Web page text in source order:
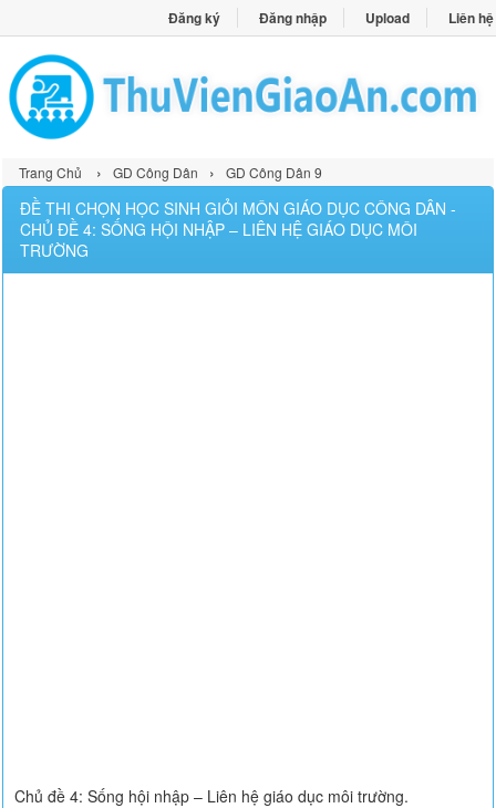
Đăng ký Đăng nhập Upload Liên hệ
Trang Chủ › GD Công Dân › GD Công Dân 9
ĐỀ THI CHỌN HỌC SINH GIỎI MÔN GIÁO DỤC CÔNG DÂN -
CHỦ ĐỀ 4: SỐNG HỘI NHẬP – LIÊN HỆ GIÁO DỤC MÔI
TRƯỜNG
Chủ đề 4: Sống hội nhập – Liên hệ giáo dục môi trường.